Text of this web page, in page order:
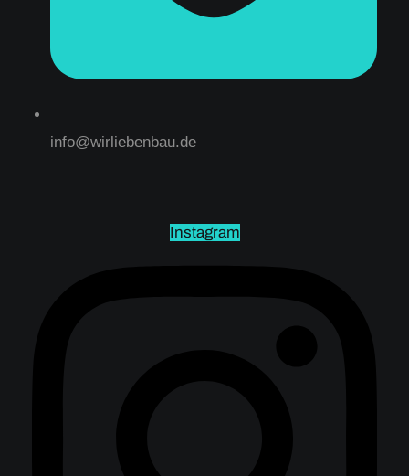
info@wirliebenbau.de
Instagram